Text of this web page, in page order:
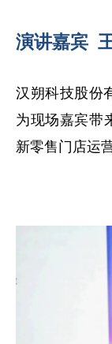
演讲嘉宾
汉朔科技股份
为现场嘉宾带
新零售门店运